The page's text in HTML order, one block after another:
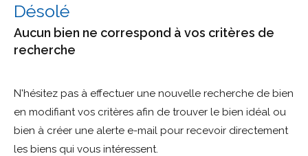
Désolé
Aucun bien ne correspond à vos critères de
recherche
N'hésitez pas à effectuer une nouvelle recherche de bien
en modifiant vos critères afin de trouver le bien idéal ou
bien à créer une alerte e-mail pour recevoir directement
les biens qui vous intéressent.
bien
Ville
Budget
Surface
Surface